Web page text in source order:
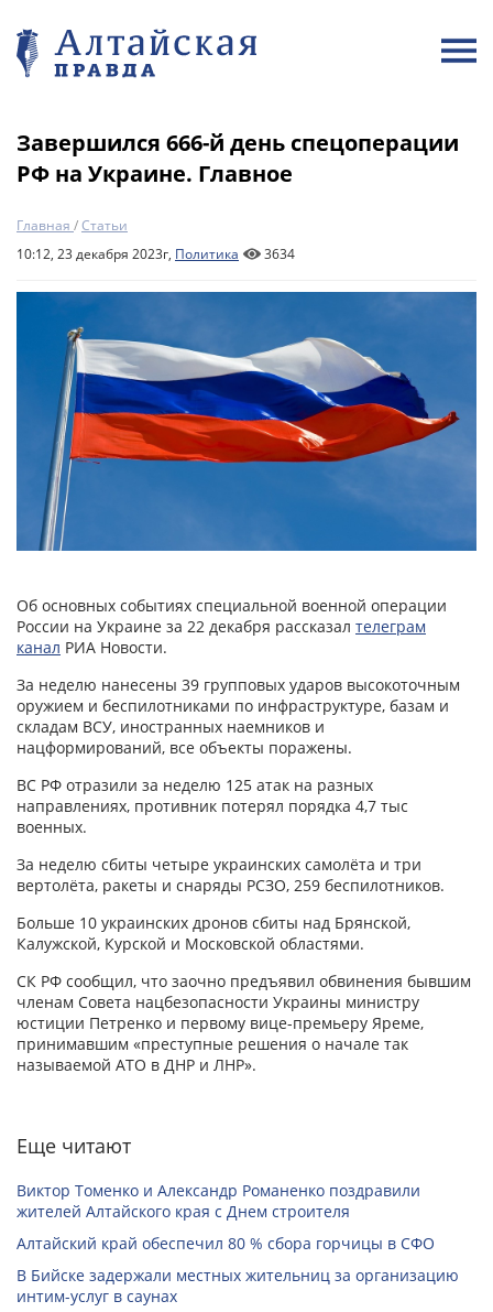
Завершился 666-й день спецоперации
РФ на Украине. Главное
Главная /Статьи
10:12, 23 декабря 2023г, Политика 3634
Об основных событиях специальной военной операции
России на Украине за 22 декабря рассказал телеграм
канал РИА Новости.
За неделю нанесены 39 групповых ударов высокоточным
оружием и беспилотниками по инфраструктуре, базам и
складам ВСУ, иностранных наемников и
нацформирований, все объекты поражены.
ВС РФ отразили за неделю 125 атак на разных
направлениях, противник потерял порядка 4,7 тыс
военных.
За неделю сбиты четыре украинских самолёта и три
вертолёта, ракеты и снаряды РСЗО, 259 беспилотников.
Больше 10 украинских дронов сбиты над Брянской,
Калужской, Курской и Московской областями.
СК РФ сообщил, что заочно предъявил обвинения бывшим
членам Совета нацбезопасности Украины министру
юстиции Петренко и первому вице-премьеру Яреме,
принимавшим «преступные решения о начале так
называемой АТО в ДНР и ЛНР».
Еще читают
Виктор Томенко и Александр Романенко поздравили
жителей Алтайского края с Днем строителя
Алтайский край обеспечил 80 % сбора горчицы в СФО
В Бийске задержали местных жительниц за организацию
интим-услуг в саунах